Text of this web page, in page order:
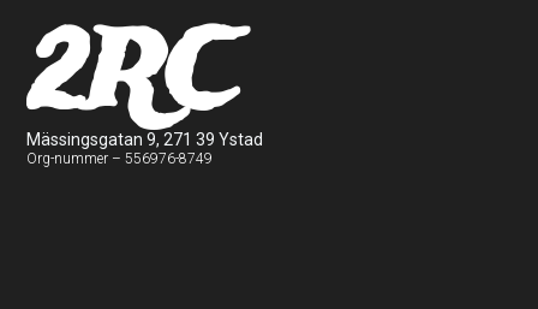
2RC
Mässingsgatan 9, 271 39 Ystad
Org-nummer – 556976-8749